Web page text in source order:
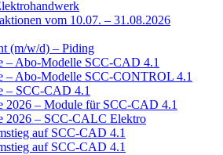
vom 10.07. – 31.08.2026
(m/w/d) – Piding
– Abo-Modelle SCC-CAD 4.1
– Abo-Modelle SCC-CONTROL 4.1
– SCC-CAD 4.1
2026 – Module für SCC-CAD 4.1
2026 – SCC-CALC Elektro
auf SCC-CAD 4.1
auf SCC-CAD 4.1